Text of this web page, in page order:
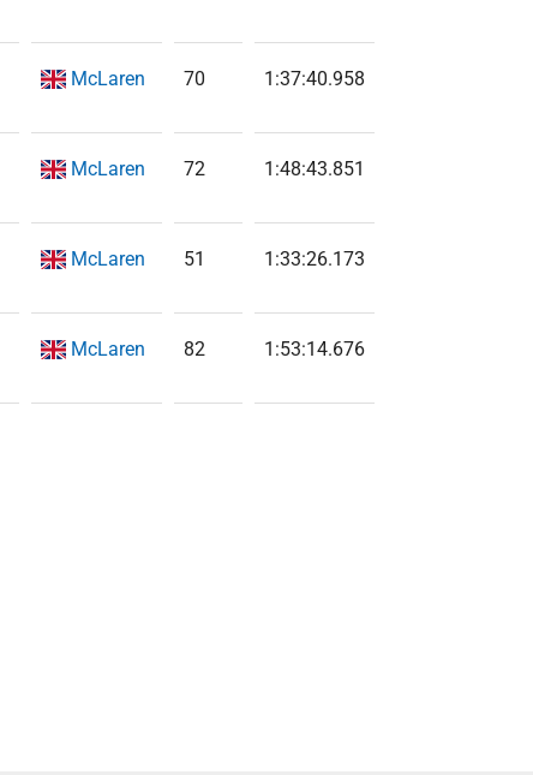
McLaren 70 1:37:40.958
McLaren 72 1:48:43.851
McLaren 51 1:33:26.173
McLaren 82 1:53:14.676